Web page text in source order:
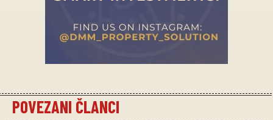
POVEZANI ČLANCI